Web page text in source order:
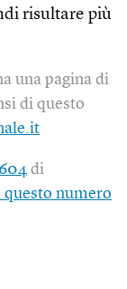
risultare più
una pagina di
di questo
di
numero